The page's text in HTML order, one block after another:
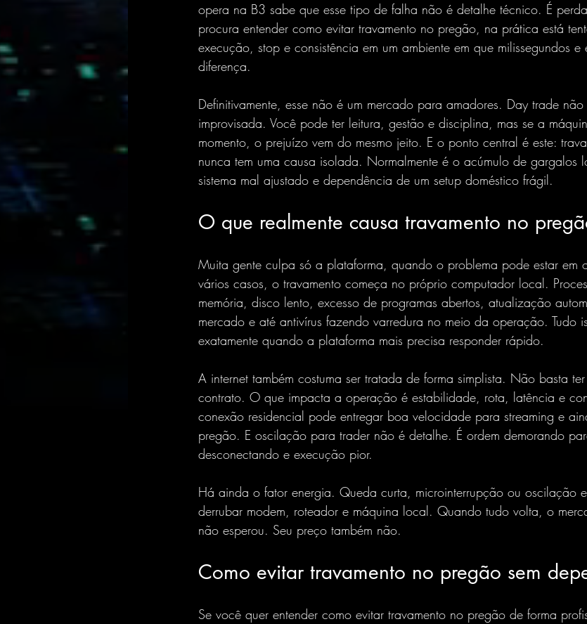
opera na B3 sabe que esse tipo de falha não é detalhe técnico. É
procura entender como evitar travamento no pregão, na prática está
execução, stop e consistência em um ambiente em que milissegundos e
diferença.
Definitivamente, esse não é um mercado para amadores. Day trade não
improvisada. Você pode ter leitura, gestão e disciplina, mas se a
momento, o prejuízo vem do mesmo jeito. E o ponto central é este:
nunca tem uma causa isolada. Normalmente é o acúmulo de gargalos
sistema mal ajustado e dependência de um setup doméstico frágil.
O que realmente causa travamento no
Muita gente culpa só a plataforma, quando o problema pode estar em
vários casos, o travamento começa no próprio computador local.
memória, disco lento, excesso de programas abertos, atualização
mercado e até antivírus fazendo varredura no meio da operação. Tudo
exatamente quando a plataforma mais precisa responder rápido.
A internet também costuma ser tratada de forma simplista. Não basta
contrato. O que impacta a operação é estabilidade, rota, latência e
conexão residencial pode entregar boa velocidade para streaming e
pregão. E oscilação para trader não é detalhe. É ordem demorando
desconectando e execução pior.
Há ainda o fator energia. Queda curta, microinterrupção ou oscilação
derrubar modem, roteador e máquina local. Quando tudo volta, o
não esperou. Seu preço também não.
Como evitar travamento no pregão sem
Se você quer entender como evitar travamento no pregão de forma